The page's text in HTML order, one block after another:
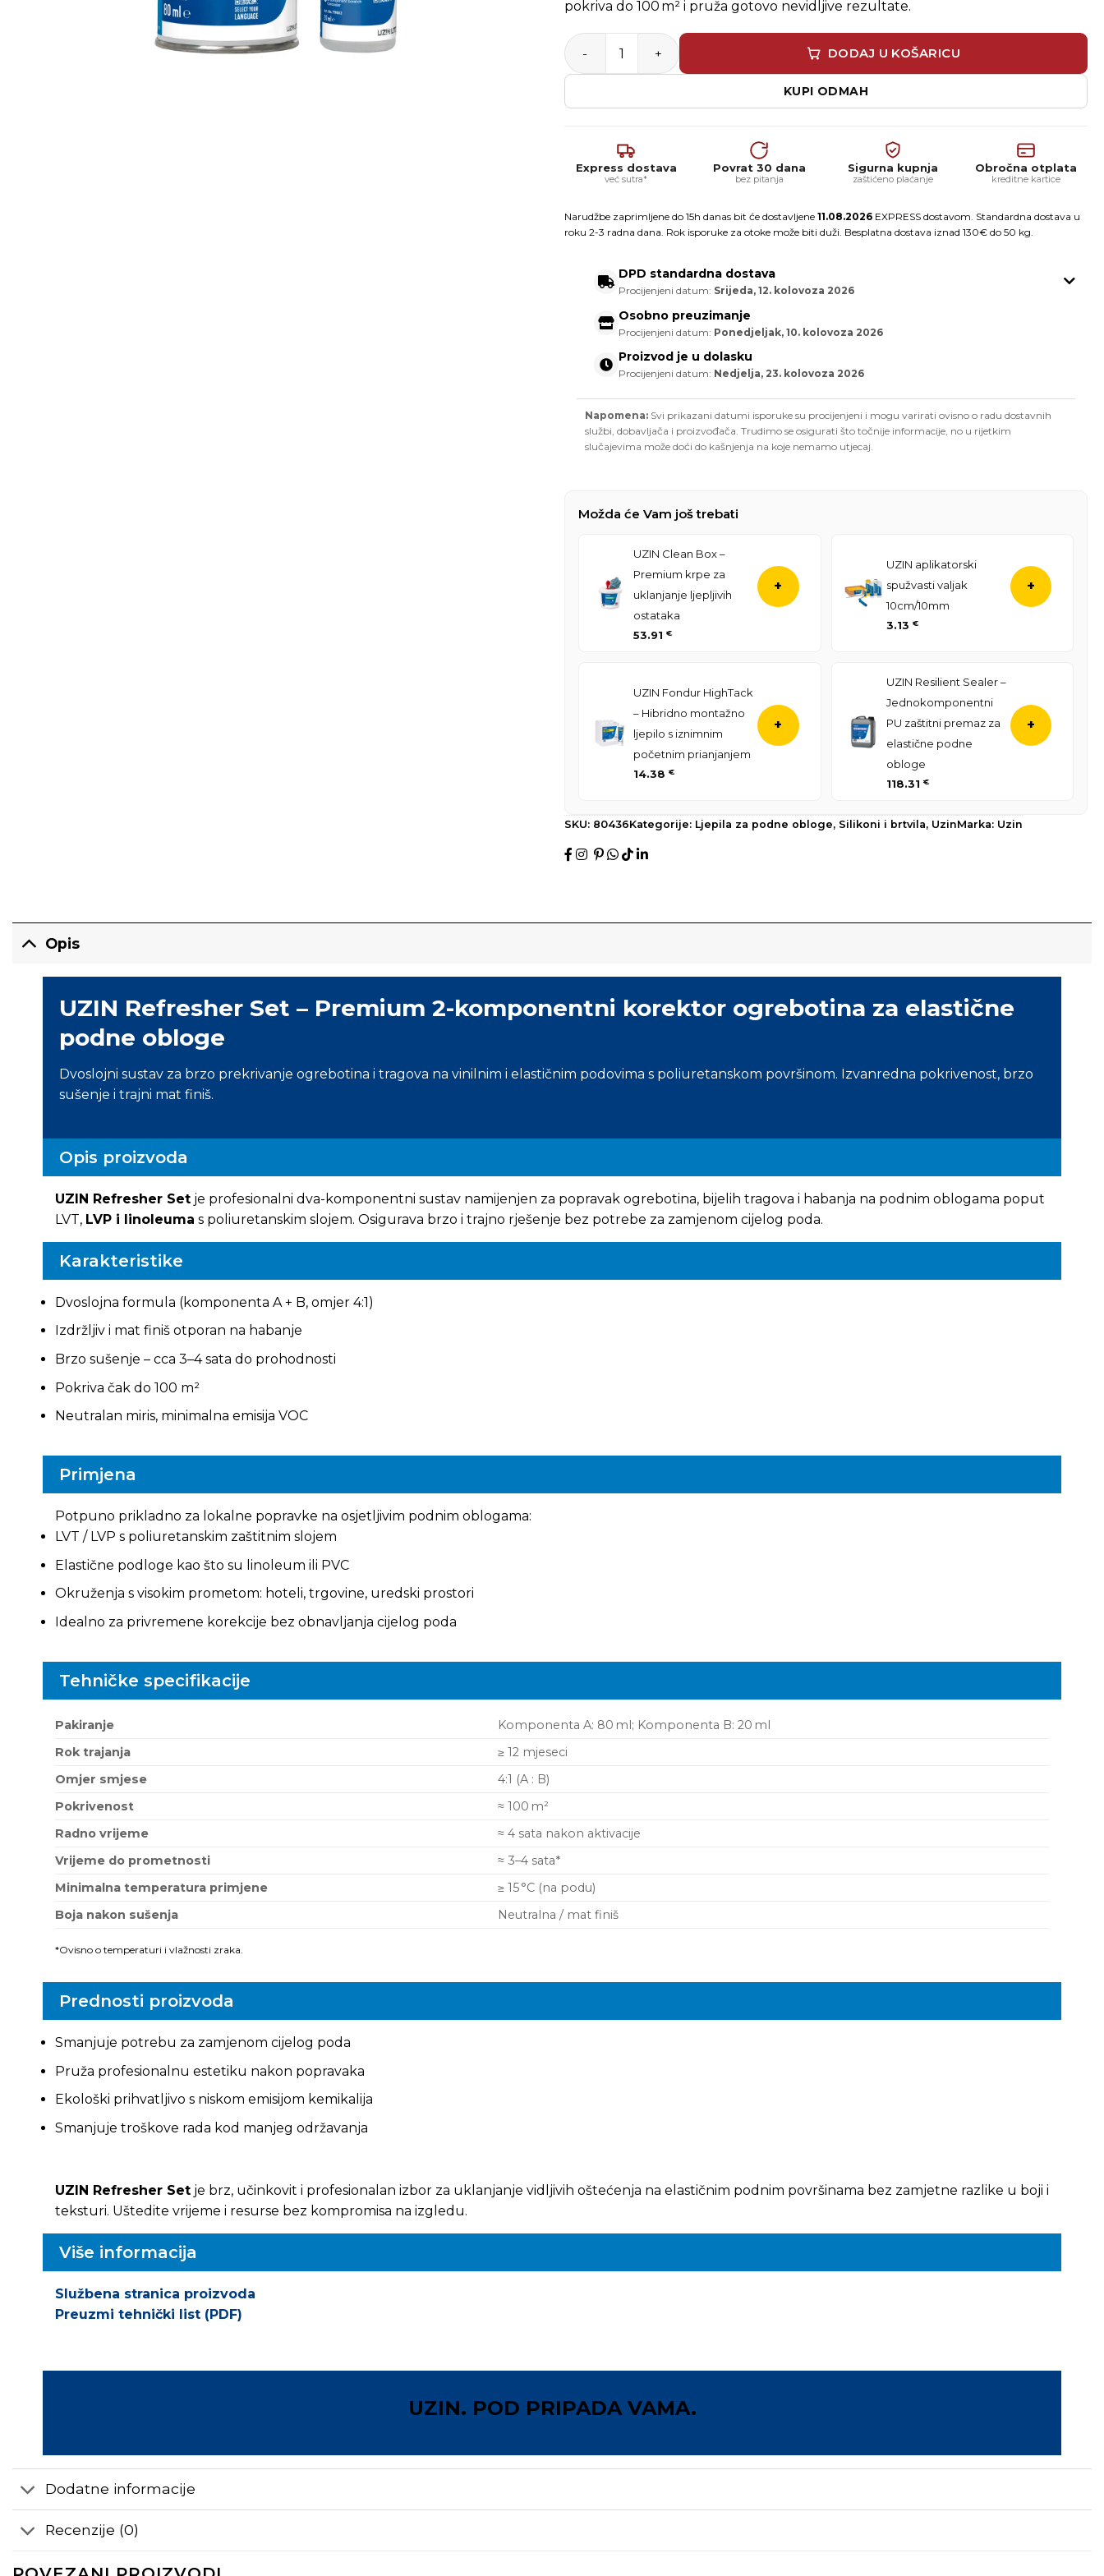
pokriva do 100 m² i pruža gotovo nevidljive rezultate.
UZIN Refresher set – Premium 2K korektor ogrebotina za elastične podne obloge
DODAJ U KOŠARICU
KUPI ODMAH
Express dostava
već sutra*
Povrat 30 dana
bez pitanja
Sigurna kupnja
zaštićeno plaćanje
Obročna otplata
kreditne kartice
Narudžbe zaprimljene do 15h danas bit će dostavljene 11.08.2026 EXPRESS dostavom. Standardna dostava u
roku 2-3 radna dana. Rok isporuke za otoke može biti duži. Besplatna dostava iznad 130€ do 50 kg.
DPD standardna dostava
Procijenjeni datum: Srijeda, 12. kolovoza 2026
Osobno preuzimanje
Procijenjeni datum: Ponedjeljak, 10. kolovoza 2026
Proizvod je u dolasku
Procijenjeni datum: Nedjelja, 23. kolovoza 2026
Napomena: Svi prikazani datumi isporuke su procijenjeni i mogu varirati ovisno o radu dostavnih
službi, dobavljača i proizvođača. Trudimo se osigurati što točnije informacije, no u rijetkim
slučajevima može doći do kašnjenja na koje nemamo utjecaj.
Možda će Vam još trebati
UZIN Clean Box –
Premium krpe za
uklanjanje ljepljivih
ostataka
53.91 €
+
UZIN aplikatorski
spužvasti valjak
10cm/10mm
3.13 €
+
UZIN Fondur HighTack
– Hibridno montažno
ljepilo s iznimnim
početnim prianjanjem
14.38 €
+
UZIN Resilient Sealer –
Jednokomponentni
PU zaštitni premaz za
elastične podne
obloge
118.31 €
+
SKU: 80436Kategorije: Ljepila za podne obloge, Silikoni i brtvila, UzinMarka: Uzin
Opis
UZIN Refresher Set – Premium 2-komponentni korektor ogrebotina za elastične
podne obloge
Dvoslojni sustav za brzo prekrivanje ogrebotina i tragova na vinilnim i elastičnim podovima s poliuretanskom površinom. Izvanredna pokrivenost, brzo
sušenje i trajni mat finiš.
Opis proizvoda
UZIN Refresher Setje profesionalni dva-komponentni sustav namijenjen za popravak ogrebotina, bijelih tragova i habanja na podnim oblogama poput
LVT, LVP i linoleuma s poliuretanskim slojem. Osigurava brzo i trajno rješenje bez potrebe za zamjenom cijelog poda.
Karakteristike
Dvoslojna formula (komponenta A + B, omjer 4:1)
Izdržljiv i mat finiš otporan na habanje
Brzo sušenje – cca 3–4 sata do prohodnosti
Pokriva čak do 100 m²
Neutralan miris, minimalna emisija VOC
Primjena
Potpuno prikladno za lokalne popravke na osjetljivim podnim oblogama:
LVT / LVP s poliuretanskim zaštitnim slojem
Elastične podloge kao što su linoleum ili PVC
Okruženja s visokim prometom: hoteli, trgovine, uredski prostori
Idealno za privremene korekcije bez obnavljanja cijelog poda
Tehničke specifikacije
Pakiranje
Komponenta A: 80 ml; Komponenta B: 20 ml
Rok trajanja
≥ 12 mjeseci
Omjer smjese
4:1 (A : B)
Pokrivenost
≈ 100 m²
Radno vrijeme
≈ 4 sata nakon aktivacije
Vrijeme do prometnosti
≈ 3–4 sata*
Minimalna temperatura primjene
≥ 15 °C (na podu)
Boja nakon sušenja
Neutralna / mat finiš
*Ovisno o temperaturi i vlažnosti zraka.
Prednosti proizvoda
Smanjuje potrebu za zamjenom cijelog poda
Pruža profesionalnu estetiku nakon popravaka
Ekološki prihvatljivo s niskom emisijom kemikalija
Smanjuje troškove rada kod manjeg održavanja
UZIN Refresher Setje brz, učinkovit i profesionalan izbor za uklanjanje vidljivih oštećenja na elastičnim podnim površinama bez zamjetne razlike u boji i
teksturi. Uštedite vrijeme i resurse bez kompromisa na izgledu.
Više informacija
Službena stranica proizvoda
Preuzmi tehnički list (PDF)
UZIN. POD PRIPADA VAMA.
Dodatne informacije
Recenzije (0)